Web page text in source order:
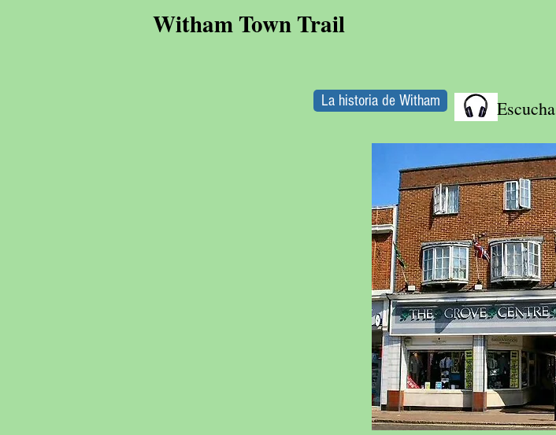
Witham Town Trail
La historia de Witham Escucha